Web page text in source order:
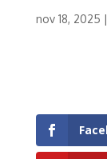
nov 18, 2025 |